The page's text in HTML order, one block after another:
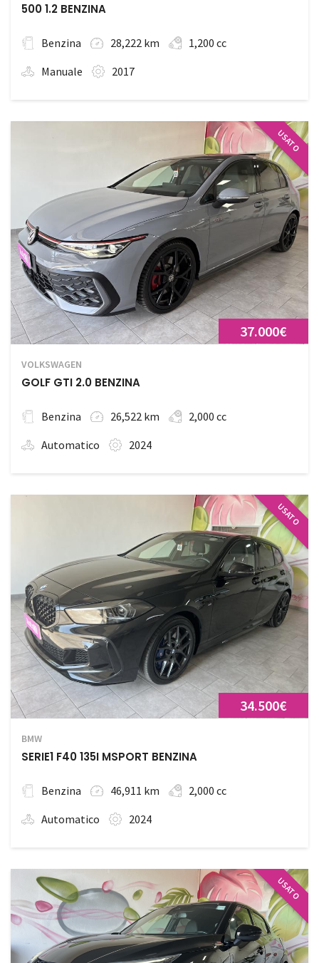
500 1.2 BENZINA
Benzina 28,222 km
1,200 cc
Manuale
2017
USATO
37.000€
VOLKSWAGEN
GOLF GTI 2.0 BENZINA
Benzina 26,522 km
2,000 cc
Automatico
2024
USATO
34.500€
BMW
SERIE1 F40 135I MSPORT BENZINA
Benzina 46,911 km
2,000 cc
Automatico
2024
USATO